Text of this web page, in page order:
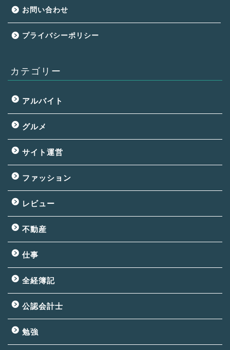
お問い合わせ
プライバシーポリシー
カテゴリー
アルバイト
グルメ
サイト運営
ファッション
レビュー
不動産
仕事
全経簿記
公認会計士
勉強